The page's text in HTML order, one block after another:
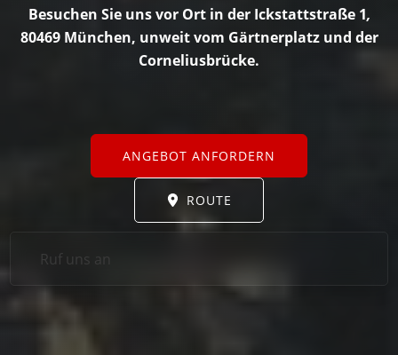
Besuchen Sie uns vor Ort in der Ickstattstraße 1,
80469 München, unweit vom Gärtnerplatz und der
Corneliusbrücke.
ANGEBOT ANFORDERN
ROUTE
Ruf uns an